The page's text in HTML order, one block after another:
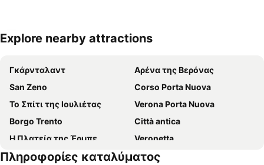
Ανάπτυξη χάρτη
Explore nearby attractions
Γκάρνταλαντ
Αρένα της Βερόνας
San Zeno
Corso Porta Nuova
Το Σπίτι της Ιουλιέτας
Verona Porta Nuova
Borgo Trento
Città antica
Η Πλατεία της Έρμπε
Veronetta
Porta Nuova
Το Κάστρο του Μαλκεσίν
Πληροφορίες καταλύματος